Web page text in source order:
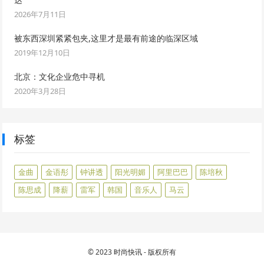
2026年7月11日
被东西深圳紧紧包夹,这里才是最有前途的临深区域
2019年12月10日
北京：文化企业危中寻机
2020年3月28日
标签
金曲 金语彤 钟讲透 阳光明媚 阿里巴巴
陈培秋
陈思成
降薪 雷军 韩国 音乐人 马云
© 2023时尚快讯- 版权所有